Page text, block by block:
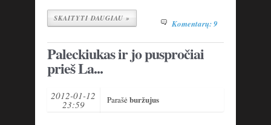
SKAITYTI DAUGIAU » Komentarų: 9
Paleckiukas ir jo puspročiai
prieš La...
2012-01-12
23:59 Parašėburžujus